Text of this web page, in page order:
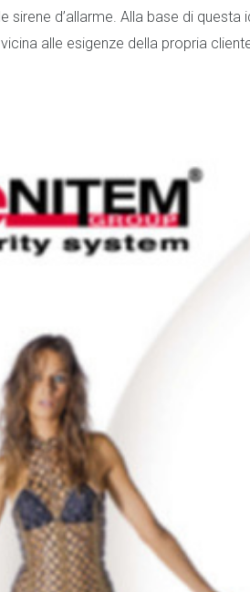
sirene d’allarme. Alla base di questa
alle esigenze della propria